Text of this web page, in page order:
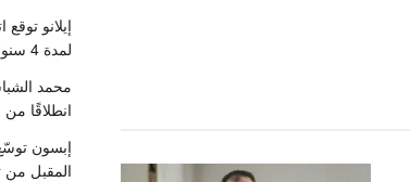
إيلانو
لمدة 4 سنوات
محمد
انطلاقًا من
إبسون
المقبل من